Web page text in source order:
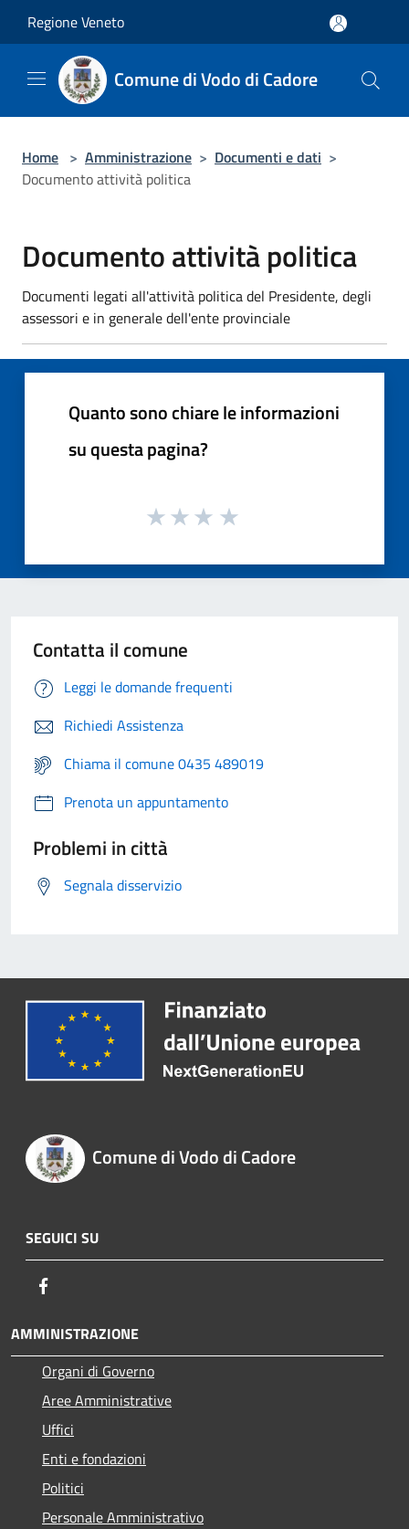
Regione Veneto
Comune di Vodo di Cadore
Home > Amministrazione > Documenti e dati >
Documento attività politica
Documento attività politica
Documenti legati all'attività politica del Presidente, degli
assessori e in generale dell'ente provinciale
Quanto sono chiare le informazioni
su questa pagina?
Contatta il comune
Leggi le domande frequenti
Richiedi Assistenza
Chiama il comune 0435 489019
Prenota un appuntamento
Problemi in città
Segnala disservizio
Comune di Vodo di Cadore
SEGUICI SU
AMMINISTRAZIONE
Organi di Governo
Aree Amministrative
Uffici
Enti e fondazioni
Politici
Personale Amministrativo